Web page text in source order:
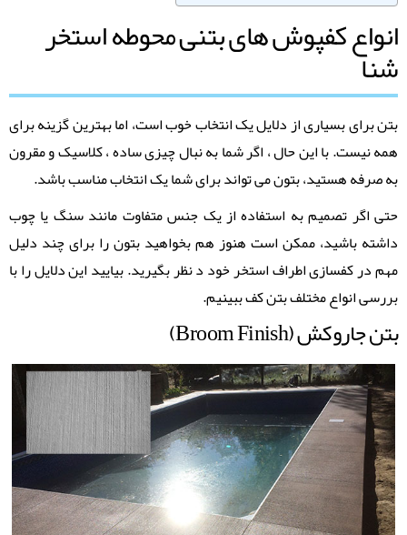
انواع کفپوش های بتنی محوطه استخر
شنا
بتن برای بسیاری از دلایل یک انتخاب خوب است، اما بهترین گزینه برای
همه نیست. با این حال ، اگر شما به نبال چیزی ساده ، کلاسیک و مقرون
به صرفه هستید، بتون می تواند برای شما یک انتخاب مناسب باشد.
حتی اگر تصمیم به استفاده از یک جنس متفاوت مانند سنگ یا چوب
داشته باشید، ممکن است هنوز هم بخواهید بتون را برای چند دلیل
مهم در کفسازی اطراف استخر خود د نظر بگیرید. بیایید این دلایل را با
بررسی انواع مختلف بتن کف ببینیم.
بتن جاروکش (Broom Finish)